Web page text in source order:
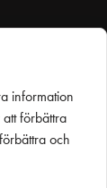
information
förbättra
och